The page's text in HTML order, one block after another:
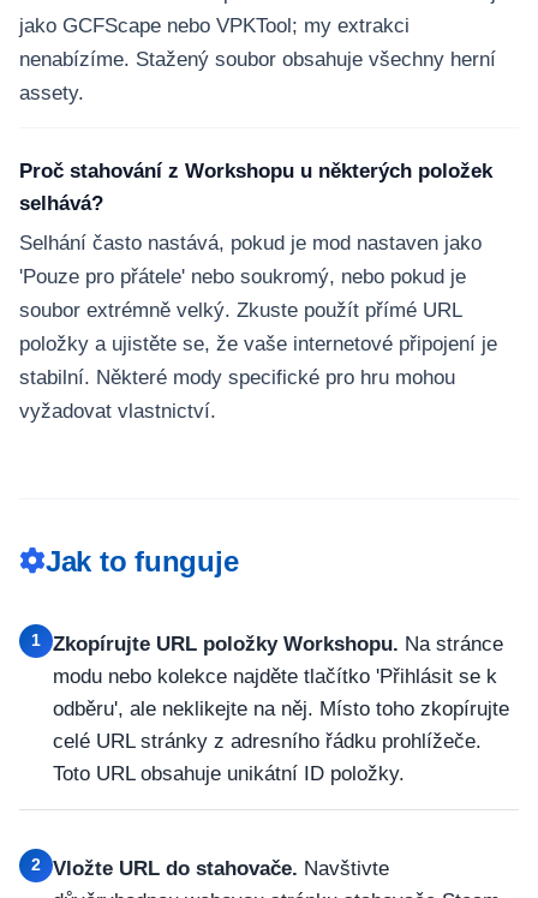
jako GCFScape nebo VPKTool; my extrakci
nenabízíme. Stažený soubor obsahuje všechny herní
assety.
Proč stahování z Workshopu u některých položek
selhává?
Selhání často nastává, pokud je mod nastaven jako
'Pouze pro přátele' nebo soukromý, nebo pokud je
soubor extrémně velký. Zkuste použít přímé URL
položky a ujistěte se, že vaše internetové připojení je
stabilní. Některé mody specifické pro hru mohou
vyžadovat vlastnictví.
Jak to funguje
1 Zkopírujte URL položky Workshopu. Na stránce
modu nebo kolekce najděte tlačítko 'Přihlásit se k
odběru', ale neklikejte na něj. Místo toho zkopírujte
celé URL stránky z adresního řádku prohlížeče.
Toto URL obsahuje unikátní ID položky.
2 Vložte URL do stahovače. Navštivte